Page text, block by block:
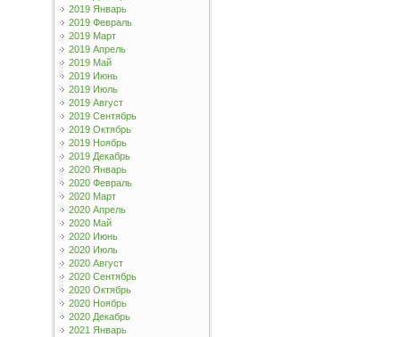
2019 Январь
2019 Февраль
2019 Март
2019 Апрель
2019 Май
2019 Июнь
2019 Июль
2019 Август
2019 Сентябрь
2019 Октябрь
2019 Ноябрь
2019 Декабрь
2020 Январь
2020 Февраль
2020 Март
2020 Апрель
2020 Май
2020 Июнь
2020 Июль
2020 Август
2020 Сентябрь
2020 Октябрь
2020 Ноябрь
2020 Декабрь
2021 Январь